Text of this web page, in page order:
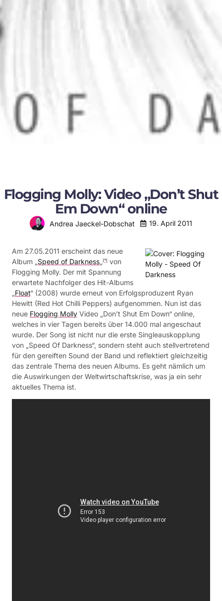
Flogging Molly: Video „Don’t Shut
Em Down“ online
Andrea Jaeckel-Dobschat 19. April 2011
Am 27.05.2011 erscheint das neue
Album „Speed of Darkness„ (*) von
Flogging Molly. Der mit Spannung
erwartete Nachfolger des Hit-Albums
„Float“ (2008) wurde erneut von Erfolgsproduzent Ryan
Hewitt (Red Hot Chilli Peppers) aufgenommen. Nun ist das
neue Flogging Molly Video „Don’t Shut Em Down“ online,
welches in vier Tagen bereits über 14.000 mal angeschaut
wurde. Der Song ist nicht nur die erste Singleauskopplung
von „Speed Of Darkness“, sondern steht auch stellvertretend
für den gereiften Sound der Band und reflektiert gleichzeitig
das zentrale Thema des neuen Albums. Es geht nämlich um
die Auswirkungen der Weltwirtschaftskrise, was ja ein sehr
aktuelles Thema ist.